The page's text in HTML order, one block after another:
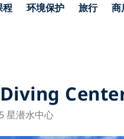
程 环境保护 旅行 商
星潜水中心